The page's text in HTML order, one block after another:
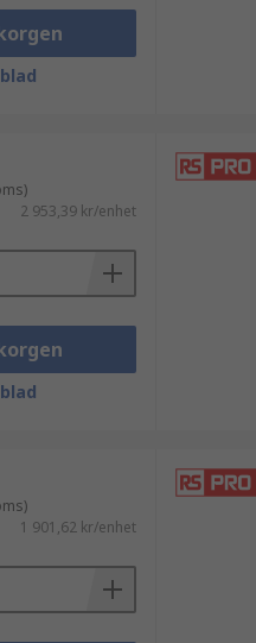
2 953,39 kr/enhet
1 901,62 kr/enhet